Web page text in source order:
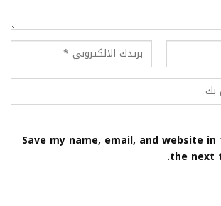
Save my name, email, and website
the next